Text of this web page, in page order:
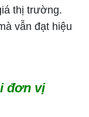
thị trường.
vẫn đạt hiệu
đơn vị